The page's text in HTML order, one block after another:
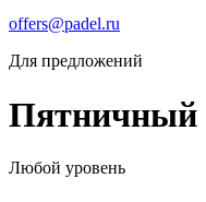
offers@padel.ru
Для предложений
Пятничный
Любой уровень